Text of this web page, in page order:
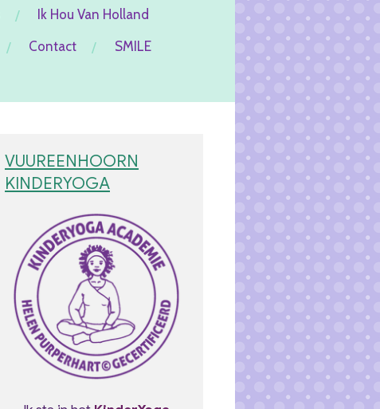
Ik Hou Van Holland
Contact
SMILE
VUUREENHOORN
KINDERYOGA